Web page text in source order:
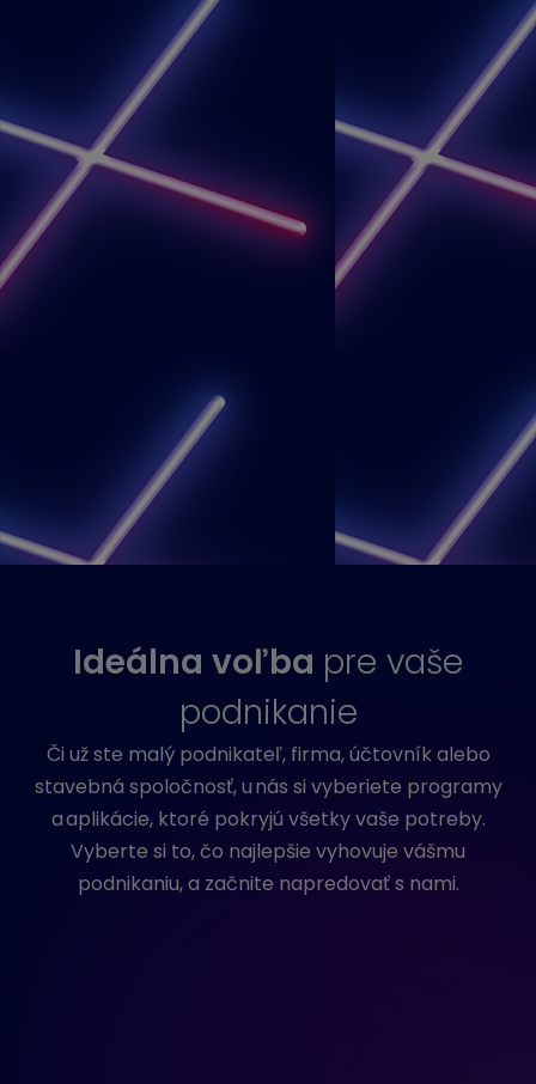
Ideálna voľba pre vaše
podnikanie
Či už ste malý podnikateľ, firma, účtovník alebo
stavebná spoločnosť, u nás si vyberiete programy
a aplikácie, ktoré pokryjú všetky vaše potreby.
Vyberte si to, čo najlepšie vyhovuje vášmu
podnikaniu, a začnite napredovať s nami.